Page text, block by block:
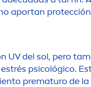
aportan
UV del sol, pero
psicológico.
prematuro de la